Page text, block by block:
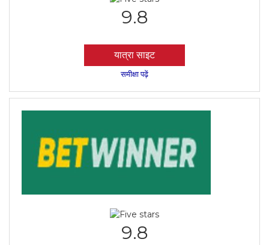
9.8
यात्रा साइट
समीक्षा पढ़ें
9.8